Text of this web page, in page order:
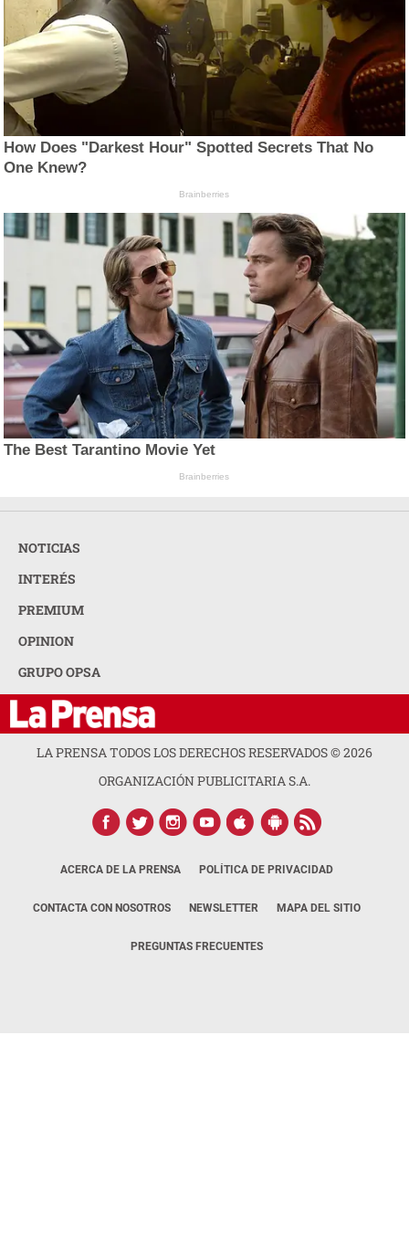
How Does "Darkest Hour" Spotted Secrets That No
One Knew?
Brainberries
The Best Tarantino Movie Yet
Brainberries
NOTICIAS
INTERÉS
PREMIUM
OPINION
GRUPO OPSA
LA PRENSA TODOS LOS DERECHOS RESERVADOS ©2026
ORGANIZACIÓN PUBLICITARIA S.A.
ACERCA DE LA PRENSA POLÍTICA DE PRIVACIDAD
CONTACTA CON NOSOTROS NEWSLETTER MAPA DEL SITIO
PREGUNTAS FRECUENTES